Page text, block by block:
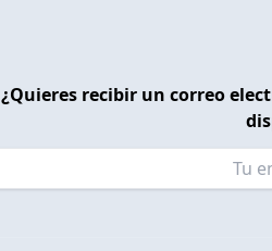
¿Quieres recibir un correo